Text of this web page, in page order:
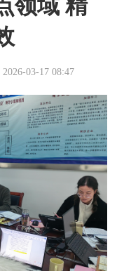
领域 精
03-17 08:47